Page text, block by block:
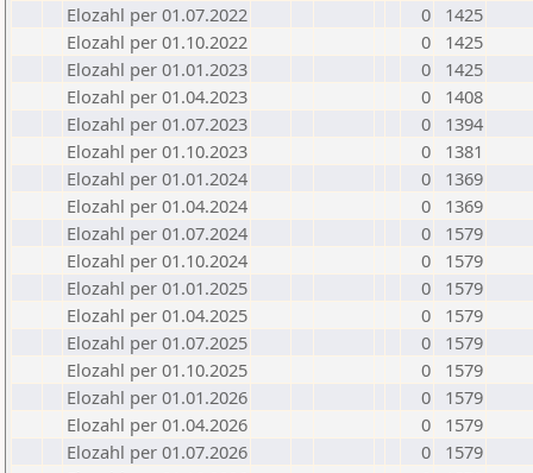
Elozahl per 01.07.2022
0
1425
Elozahl per 01.10.2022
0
1425
Elozahl per 01.01.2023
0
1425
Elozahl per 01.04.2023
0
1408
Elozahl per 01.07.2023
0
1394
Elozahl per 01.10.2023
0
1381
Elozahl per 01.01.2024
0
1369
Elozahl per 01.04.2024
0
1369
Elozahl per 01.07.2024
0
1579
Elozahl per 01.10.2024
0
1579
Elozahl per 01.01.2025
0
1579
Elozahl per 01.04.2025
0
1579
Elozahl per 01.07.2025
0
1579
Elozahl per 01.10.2025
0
1579
Elozahl per 01.01.2026
0
1579
Elozahl per 01.04.2026
0
1579
Elozahl per 01.07.2026
0
1579